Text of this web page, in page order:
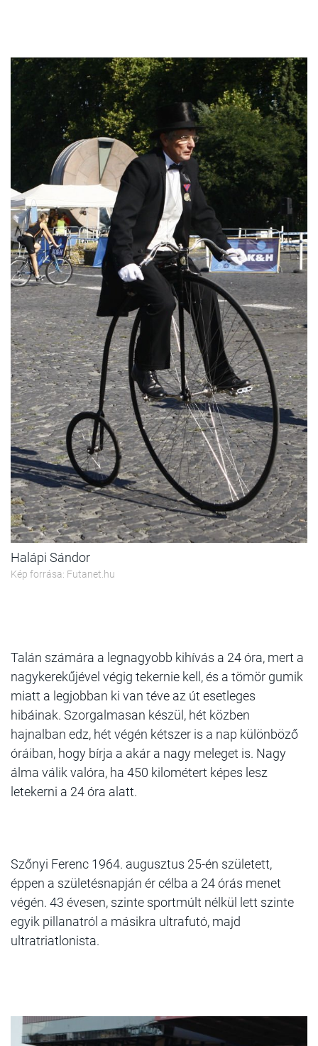
Halápi Sándor
Kép forrása: Futanet.hu
Talán számára a legnagyobb kihívás a 24 óra, mert a
nagykerekűjével végig tekernie kell, és a tömör gumik
miatt a legjobban ki van téve az út esetleges
hibáinak. Szorgalmasan készül, hét közben
hajnalban edz, hét végén kétszer is a nap különböző
óráiban, hogy bírja a akár a nagy meleget is. Nagy
álma válik valóra, ha 450 kilométert képes lesz
letekerni a 24 óra alatt.
Szőnyi Ferenc 1964. augusztus 25-én született,
éppen a születésnapján ér célba a 24 órás menet
végén. 43 évesen, szinte sportmúlt nélkül lett szinte
egyik pillanatról a másikra ultrafutó, majd
ultratriatlonista.